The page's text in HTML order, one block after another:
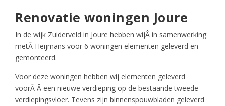
Renovatie woningen Joure
In de wijk Zuiderveld in Joure hebben wijÂ in samenwerking
metÂ Heijmans voor 6 woningen elementen geleverd en
gemonteerd.
Voor deze woningen hebben wij elementen geleverd
voorÂ Â een nieuwe verdieping op de bestaande tweede
verdiepingsvloer. Tevens zijn binnenspouwbladen geleverd